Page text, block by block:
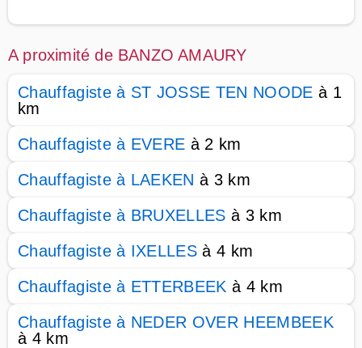
A proximité de BANZO AMAURY
Chauffagiste à ST JOSSE TEN NOODE à 1
km
Chauffagiste à EVERE à 2 km
Chauffagiste à LAEKEN à 3 km
Chauffagiste à BRUXELLES à 3 km
Chauffagiste à IXELLES à 4 km
Chauffagiste à ETTERBEEK à 4 km
Chauffagiste à NEDER OVER HEEMBEEK
à 4 km